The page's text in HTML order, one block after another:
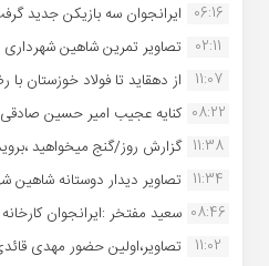
06:16 ایرانجوان سه بازیکن جدید
02:11
تصاویر تمرین شاهین
11:07
از دهقاید تا فولاد خوزستان
08:22 کنایه عجیب امیر حسین
11:38 گزارش روز/گنج میخواهید
11:34 تصاویر دیدار دوستانه شاهین
08:46 سعید مفتخر :ایرانجوان
11:02
تصاویر،اولین حضور مهدی